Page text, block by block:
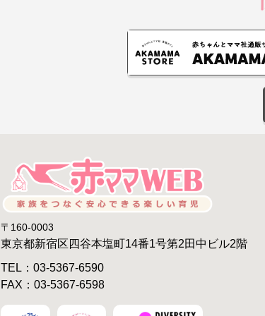
〒160-0003
東京都新宿区四谷本塩町14番1号第2田中ビル2階
TEL：03-5367-6590
FAX：03-5367-6598